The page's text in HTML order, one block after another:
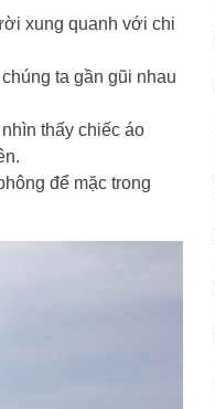
xung quanh với chi
ta gần gũi nhau
thấy chiếc áo
để mặc trong